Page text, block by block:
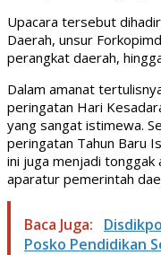
Upacara tersebut
Daerah, unsur
perangkat daerah,
Dalam amanat
peringatan Hari
yang sangat istimewa.
peringatan Tahun Baru
ini juga menjadi
aparatur pemerintah
Baca Juga:
Posko Pendidikan